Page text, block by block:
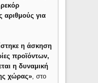
αριθμούς για
η άσκηση
προϊόντων,
η δυναμική
χώρας», στο